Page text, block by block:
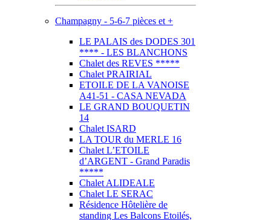
Champagny - 5-6-7 pièces et +
LE PALAIS des DODES 301
**** - LES BLANCHONS
Chalet des REVES *****
Chalet PRAIRIAL
ETOILE DE LA VANOISE
A41-51 - CASA NEVADA
LE GRAND BOUQUETIN
14
Chalet ISARD
LA TOUR du MERLE 16
Chalet L’ETOILE
d’ARGENT - Grand Paradis
*****
Chalet ALIDEALE
Chalet LE SERAC
Résidence Hôtelière de
standing Les Balcons Etoilés,